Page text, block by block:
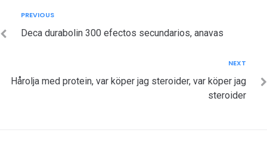
navigation
Previous
PREVIOUS
Deca durabolin 300 efectos secundarios, anavas
NEXT
Hårolja med protein, var köper jag steroider, var köper jag
steroider